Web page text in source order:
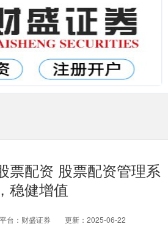
票配资 股票配资管理系
稳健增值
平台：财盛证券
更新：2025-06-22